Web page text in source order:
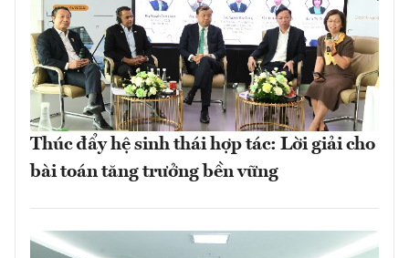
Thúc đẩy hệ sinh thái hợp tác: Lời giải cho
bài toán tăng trưởng bền vững